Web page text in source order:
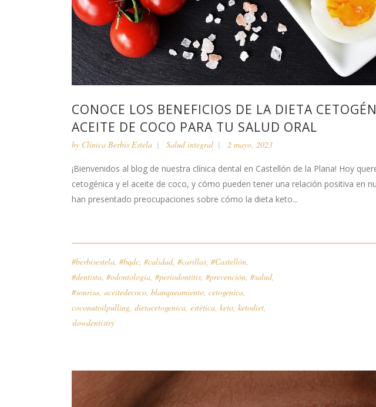
CONOCE LOS BENEFICIOS DE LA DIETA
ACEITE DE COCO PARA TU SALUD ORAL
by Clínica Berbís Estela Salud integral 2 mayo, 2023
¡Bienvenidos al blog de nuestra clínica dental en Castellón de la Plana! Hoy
cetogénica y el aceite de coco, y cómo pueden tener una relación positiva en
han presentado preocupaciones sobre cómo la dieta keto...
#berbisestela #bqdc #calidad, #carillas #Castellón
#dentista #odontologia #periodontitis #prevención #salud,
#sonrisa aceitedecoco blanqueamiento cetogenica
coconutoilpulling dietacetogenica estética keto ketodiet
slowdentistry